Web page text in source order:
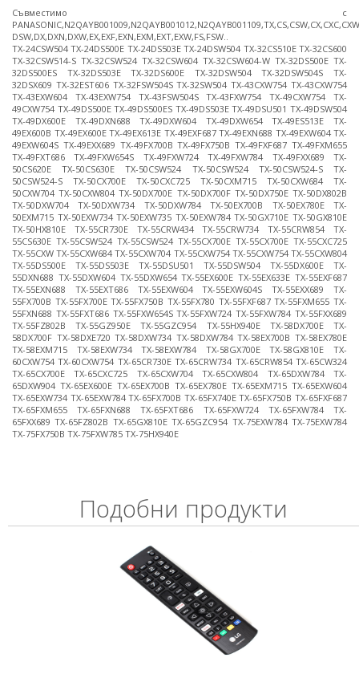
Съвместимо с
DSW,DX,DXN,DXW,EX,EXF,EXN,EXM,EXT,EXW,FS,FSW..
TX-24CSW504 TX-24DS500E TX-24DS503E TX-24DSW504 TX-32CS510E TX-32CS600
TX-32CSW514-S TX-32CSW524 TX-32CSW604 TX-32CSW604-W TX-32DS500E TX-
32DS500ES TX-32DS503E TX-32DS600E TX-32DSW504 TX-32DSW504S TX-
32DSX609 TX-32EST606 TX-32FSW504S TX-32SW504 TX-43CXW754 TX-43CXW754
TX-43EXW604 TX-43EXW754 TX-43FSW504S TX-43FXW754 TX-49CXW754 TX-
49CXW754 TX-49DS500E TX-49DS500ES TX-49DS503E TX-49DSU501 TX-49DSW504
TX-49DX600E TX-49DXN688 TX-49DXW604 TX-49DXW654 TX-49ES513E TX-
49EX600B TX-49EX600E TX-49EX613E TX-49EXF687 TX-49EXN688 TX-49EXW604 TX-
49EXW604S TX-49EXX689 TX-49FX700B TX-49FX750B TX-49FXF687 TX-49FXM655
TX-49FXT686 TX-49FXW654S TX-49FXW724 TX-49FXW784 TX-49FXX689 TX-
50CS620E TX-50CS630E TX-50CSW524 TX-50CSW524 TX-50CSW524-S TX-
50CSW524-S TX-50CX700E TX-50CXC725 TX-50CXM715 TX-50CXW684 TX-
50CXW704 TX-50CXW804 TX-50DX700E TX-50DX700F TX-50DX750E TX-50DX802B
TX-50DXW704 TX-50DXW734 TX-50DXW784 TX-50EX700B TX-50EX780E TX-
50EXM715 TX-50EXW734 TX-50EXW735 TX-50EXW784 TX-50GX710E TX-50GX810E
TX-50HX810E TX-55CR730E TX-55CRW434 TX-55CRW734 TX-55CRW854 TX-
55CS630E TX-55CSW524 TX-55CSW524 TX-55CX700E TX-55CX700E TX-55CXC725
TX-55CXW TX-55CXW684 TX-55CXW704 TX-55CXW754 TX-55CXW754 TX-55CXW804
TX-55DS500E TX-55DS503E TX-55DSU501 TX-55DSW504 TX-55DX600E TX-
55DXN688 TX-55DXW604 TX-55DXW654 TX-55EX600E TX-55EX633E TX-55EXF687
TX-55EXN688 TX-55EXT686 TX-55EXW604 TX-55EXW604S TX-55EXX689 TX-
55FX700B TX-55FX700E TX-55FX750B TX-55FX780 TX-55FXF687 TX-55FXM655 TX-
55FXN688 TX-55FXT686 TX-55FXW654S TX-55FXW724 TX-55FXW784 TX-55FXX689
TX-55FZ802B TX-55GZ950E TX-55GZC954 TX-55HX940E TX-58DX700E TX-
58DX700F TX-58DXE720 TX-58DXW734 TX-58DXW784 TX-58EX700B TX-58EX780E
TX-58EXM715 TX-58EXW734 TX-58EXW784 TX-58GX700E TX-58GX810E TX-
60CXW754 TX-60CXW754 TX-65CR730E TX-65CRW734 TX-65CRW854 TX-65CW324
TX-65CX700E TX-65CXC725 TX-65CXW704 TX-65CXW804 TX-65DXW784 TX-
65DXW904 TX-65EX600E TX-65EX700B TX-65EX780E TX-65EXM715 TX-65EXW604
TX-65EXW734 TX-65EXW784 TX-65FX700B TX-65FX740E TX-65FX750B TX-65FXF687
TX-65FXM655 TX-65FXN688 TX-65FXT686 TX-65FXW724 TX-65FXW784 TX-
65FXX689 TX-65FZ802B TX-65GX810E TX-65GZC954 TX-75EXW784 TX-75EXW784
TX-75FX750B TX-75FXW785 TX-75HX940E
Подобни продукти